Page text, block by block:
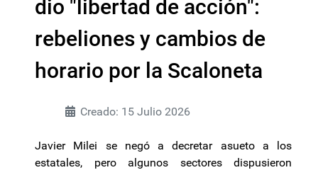
dio "libertad de acción":
rebeliones y cambios de
horario por la Scaloneta
Creado: 15 Julio 2026
Javier Milei se negó a decretar asueto a los
estatales, pero algunos sectores dispusieron